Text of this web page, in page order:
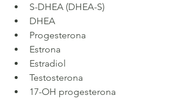
S-DHEA (DHEA-S)
DHEA
Progesterona
Estrona
Estradiol
Testosterona
17-OH progesterona